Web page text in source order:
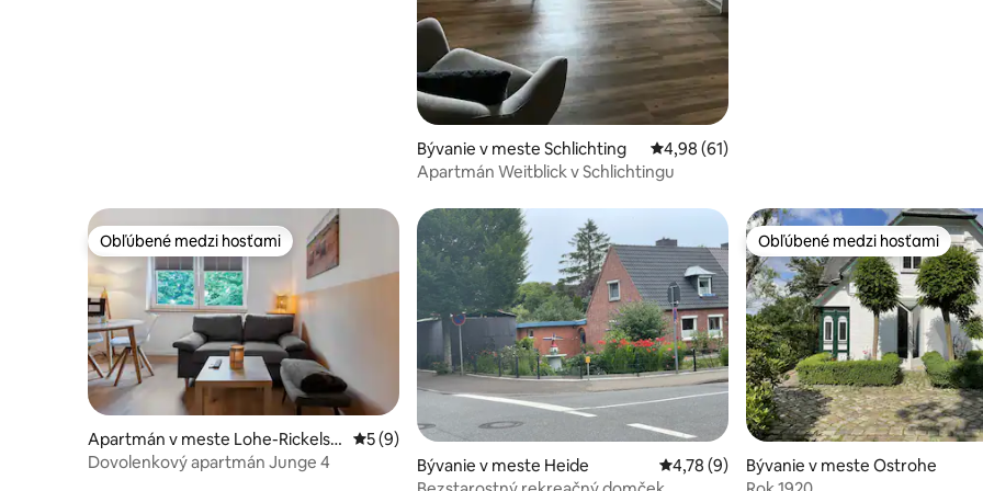
Bývanie v meste Schlichting Priemerné ohodnotenie 4,98 z 5, počet
4,98 (61)
Apartmán Weitblick v Schlichtingu
Obľúbené medzi hosťami
Obľúbené medzi hosťami
Apartmán v meste Lohe-Rickelsh
of
Priemerné ohodnotenie 5 z 5, počet hodnotení: 9
5 (9)
Dovolenkový apartmán Junge 4
Bývanie v meste Heide Priemerné ohodnotenie 4,78 z 5, počet
4,78 (9)
Obľúbené medzi hosťami
Obľúbené medzi hosťami
Bývanie v meste Ostrohe